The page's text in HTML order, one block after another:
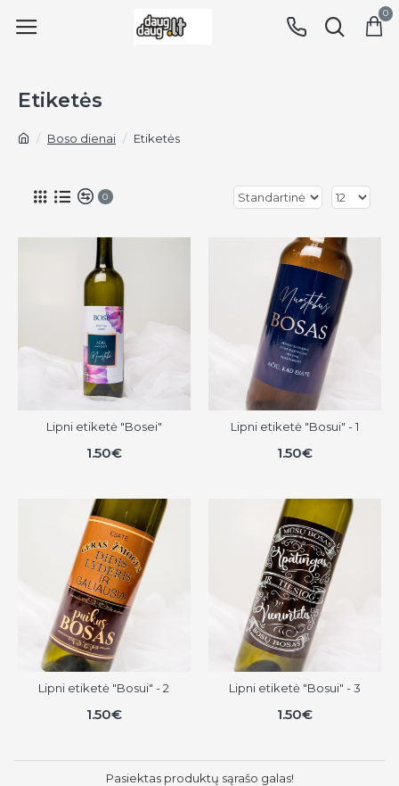
0
Boso dienai Etiketės
Etiketės
0
Lipni etiketė "Bosei"
1.50€
Lipni etiketė "Bosui" - 1
1.50€
Lipni etiketė "Bosui" - 2
1.50€
Lipni etiketė "Bosui" - 3
1.50€
Pasiektas produktų sąrašo galas!